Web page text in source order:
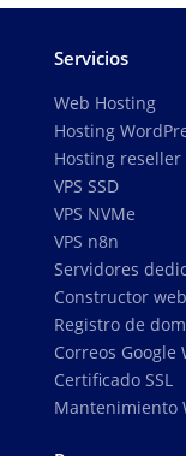
Servicios
Web Hosting
Hosting
Hosting reseller
VPS SSD
VPS NVMe
VPS n8n
Servidores
Constructor web
Registro de
Correos Google
Certificado SSL
Mantenimiento